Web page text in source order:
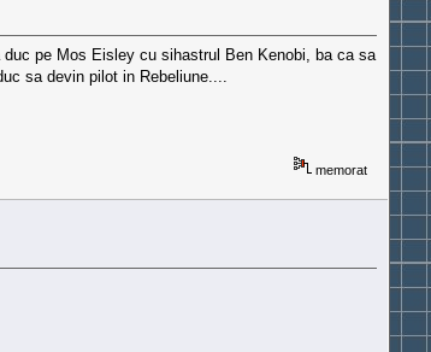
pe Mos Eisley cu sihastrul Ben Kenobi, ba ca sa
sa devin pilot in Rebeliune....
memorat